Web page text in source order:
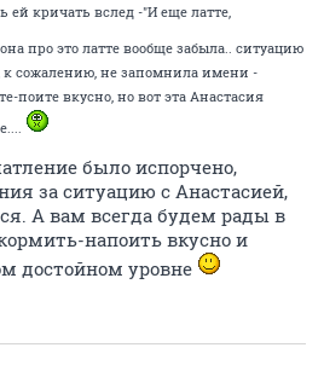
ей кричать вслед -"И еще латте,
про это латте вообще забыла.. ситуацию
к сожалению, не запомнила имени -
поите вкусно, но вот эта Анастасия
было испорчено,
за ситуацию с Анастасией,
А вам всегда будем рады в
напоить вкусно и
достойном уровне